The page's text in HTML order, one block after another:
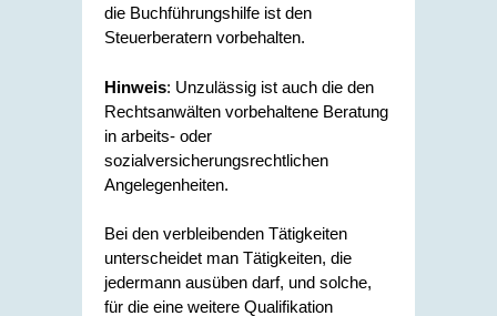
die Buchführungshilfe ist den
Steuerberatern vorbehalten.
Hinweis: Unzulässig ist auch die den
Rechtsanwälten vorbehaltene Beratung
in arbeits- oder
sozialversicherungsrechtlichen
Angelegenheiten.
Bei den verbleibenden Tätigkeiten
unterscheidet man Tätigkeiten, die
jedermann ausüben darf, und solche,
für die eine weitere Qualifikation